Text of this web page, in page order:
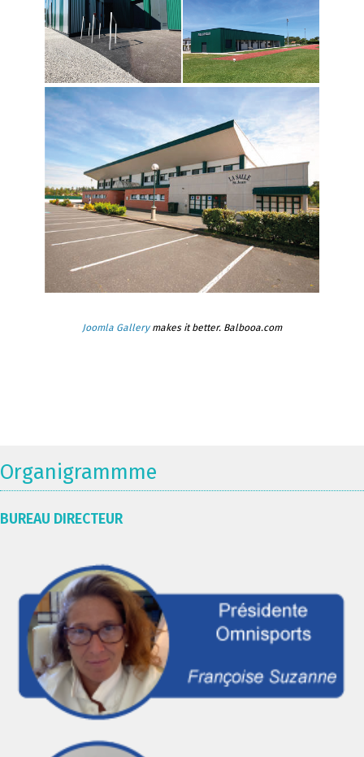
Joomla Gallerymakes it better. Balbooa.com
Organigrammme
BUREAU DIRECTEUR